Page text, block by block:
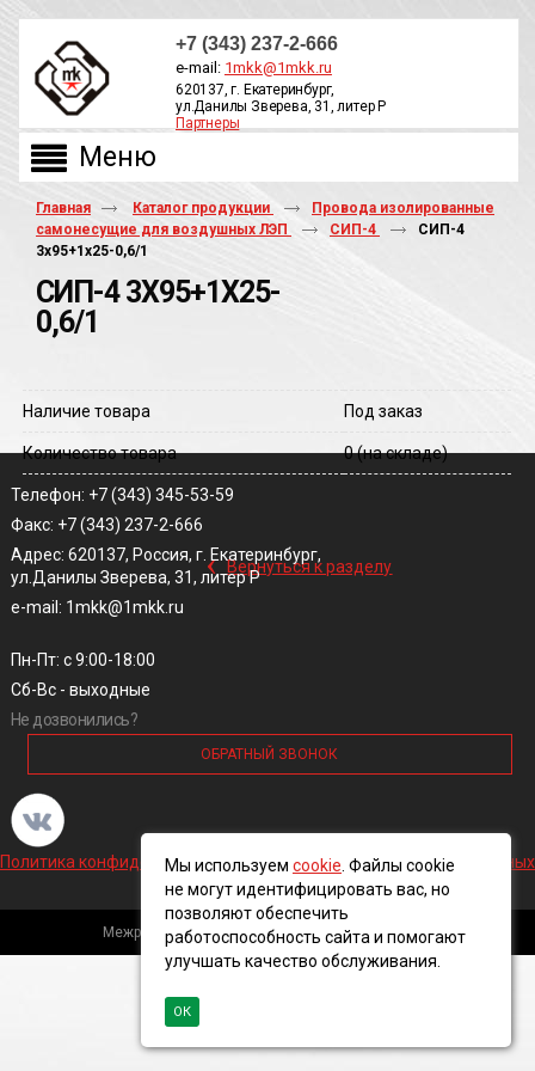
+7 (343) 237-2-666
e-mail: 1mkk@1mkk.ru
620137, г. Екатеринбург,
ул.Данилы Зверева, 31, литер Р
Партнеры
Главная Каталог продукции
Провода изолированные
самонесущие для воздушных ЛЭП
СИП-4
СИП-4
3х95+1х25-0,6/1
СИП-4 3Х95+1Х25-
0,6/1
Наличие товара Под заказ
Количество товара 0(на складе)
‹ Вернуться к разделу
Телефон: +7 (343) 345-53-59
Факс: +7 (343) 237-2-666
Адрес: 620137, Россия, г. Екатеринбург,
ул.Данилы Зверева, 31, литер Р
e-mail: 1mkk@1mkk.ru
Пн-Пт: с 9:00-18:00
Сб-Вс - выходные
Не дозвонились?
ОБРАТНЫЙ ЗВОНОК
Политика конфиденциальности и обработки персональных данных
Межрегиональная кабельная компания, 2016 ©
Мы используем cookie . Файлы cookie
не могут идентифицировать вас, но
позволяют обеспечить
работоспособность сайта и помогают
улучшать качество обслуживания.
ОК